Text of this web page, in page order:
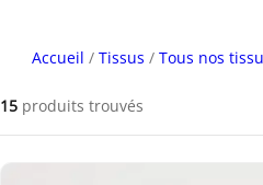
Accueil / Tissus / Tous nos
15 produits trouvés